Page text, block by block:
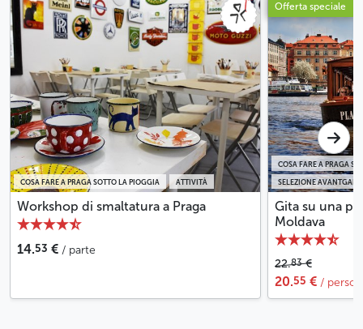
COSA FARE A PRAGA SOTTO LA PIOGGIA ATTIVITÀ
Workshop di smaltatura a Praga
14.53 € / parte
Offerta speciale
SELEZIONE
COSA FARE A PRAGA
Gita su una
Moldava
22.83€
20.55 € /